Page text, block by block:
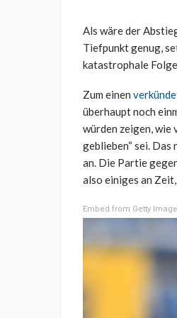
Als wäre der
Tiefpunkt genug,
katastrophale
Zum einen
überhaupt noch
würden zeigen, wie
geblieben“ sei.
an. Die Partie
also einiges an
Embed from Getty